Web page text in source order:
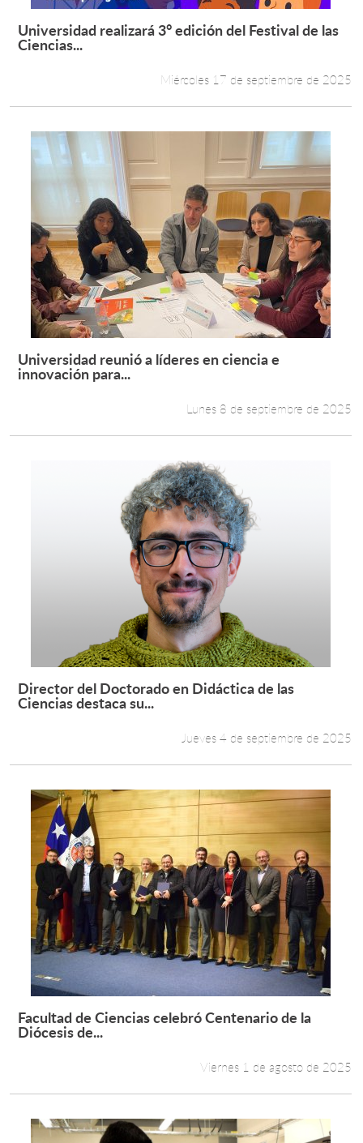
Leer más +
Universidad realizará 3° edición del Festival de las
Ciencias...
Miércoles 17 de septiembre de 2025
Leer más +
Universidad reunió a líderes en ciencia e
innovación para...
Lunes 8 de septiembre de 2025
Leer más +
Director del Doctorado en Didáctica de las
Ciencias destaca su...
Jueves 4 de septiembre de 2025
Leer más +
Facultad de Ciencias celebró Centenario de la
Diócesis de...
Viernes 1 de agosto de 2025